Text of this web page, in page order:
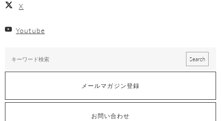
X
Youtube
メールマガジン登録
お問い合わせ